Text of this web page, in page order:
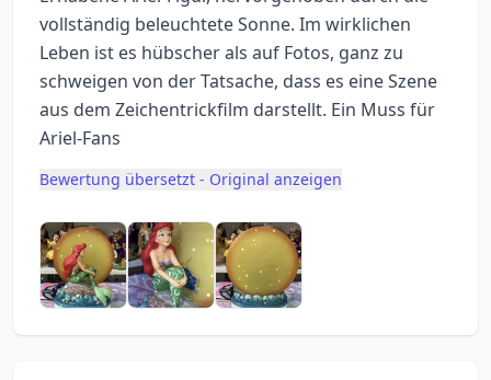
vollständig beleuchtete Sonne. Im wirklichen
Leben ist es hübscher als auf Fotos, ganz zu
schweigen von der Tatsache, dass es eine Szene
aus dem Zeichentrickfilm darstellt. Ein Muss für
Ariel-Fans
Bewertung übersetzt - Original anzeigen